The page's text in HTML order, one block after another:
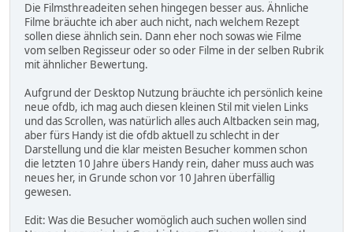
Die Filmsthreadeiten sehen hingegen besser aus. Ähnliche
Filme bräuchte ich aber auch nicht, nach welchem Rezept
sollen diese ähnlich sein. Dann eher noch sowas wie Filme
vom selben Regisseur oder so oder Filme in der selben Rubrik
mit ähnlicher Bewertung.
Aufgrund der Desktop Nutzung bräuchte ich persönlich keine
neue ofdb, ich mag auch diesen kleinen Stil mit vielen Links
und das Scrollen, was natürlich alles auch Altbacken sein mag,
aber fürs Handy ist die ofdb aktuell zu schlecht in der
Darstellung und die klar meisten Besucher kommen schon
die letzten 10 Jahre übers Handy rein, daher muss auch was
neues her, in Grunde schon vor 10 Jahren überfällig
gewesen.
Edit: Was die Besucher womöglich auch suchen wollen sind